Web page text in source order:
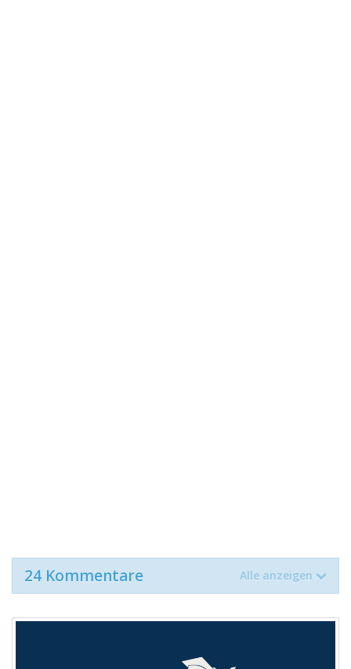
24 Kommentare Alle anzeigen